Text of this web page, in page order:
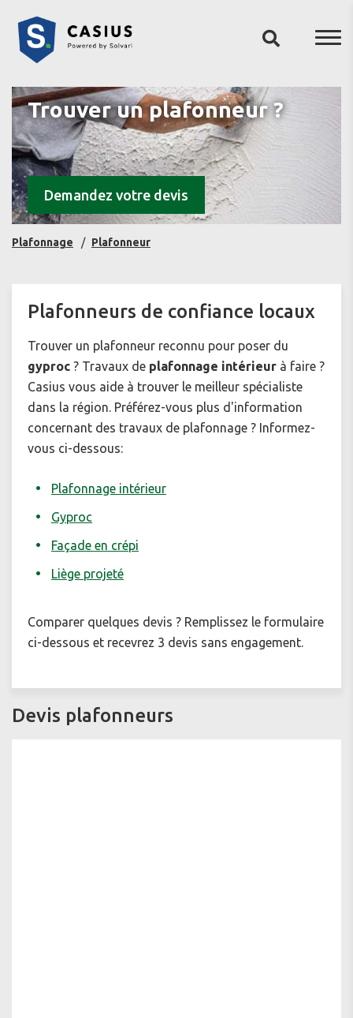
Trouver un plafonneur ?
Demandez votre devis
Plafonnage Plafonneur
Plafonneurs de confiance locaux
Trouver un plafonneur reconnu pour poser du
gyproc ? Travaux de plafonnage intérieur à faire ?
Casius vous aide à trouver le meilleur spécialiste
dans la région. Préférez-vous plus d'information
concernant des travaux de plafonnage ? Informez-
vous ci-dessous:
Plafonnage intérieur
Gyproc
Façade en crépi
Liège projeté
Comparer quelques devis ? Remplissez le formulaire
ci-dessous et recevrez 3 devis sans engagement.
Devis plafonneurs